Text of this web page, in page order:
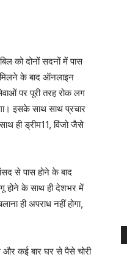
को दोनों सदनों में पास
मिलने के बाद ऑनलाइन
पर पूरी तरह रोक लग
इसके साथ साथ प्रचार
ही ड्रीम11, विंजो जैसे
से पास होने के बाद
होने के साथ ही देशभर में
ही अपराध नहीं होगा,
कई बार घर से पैसे चोरी